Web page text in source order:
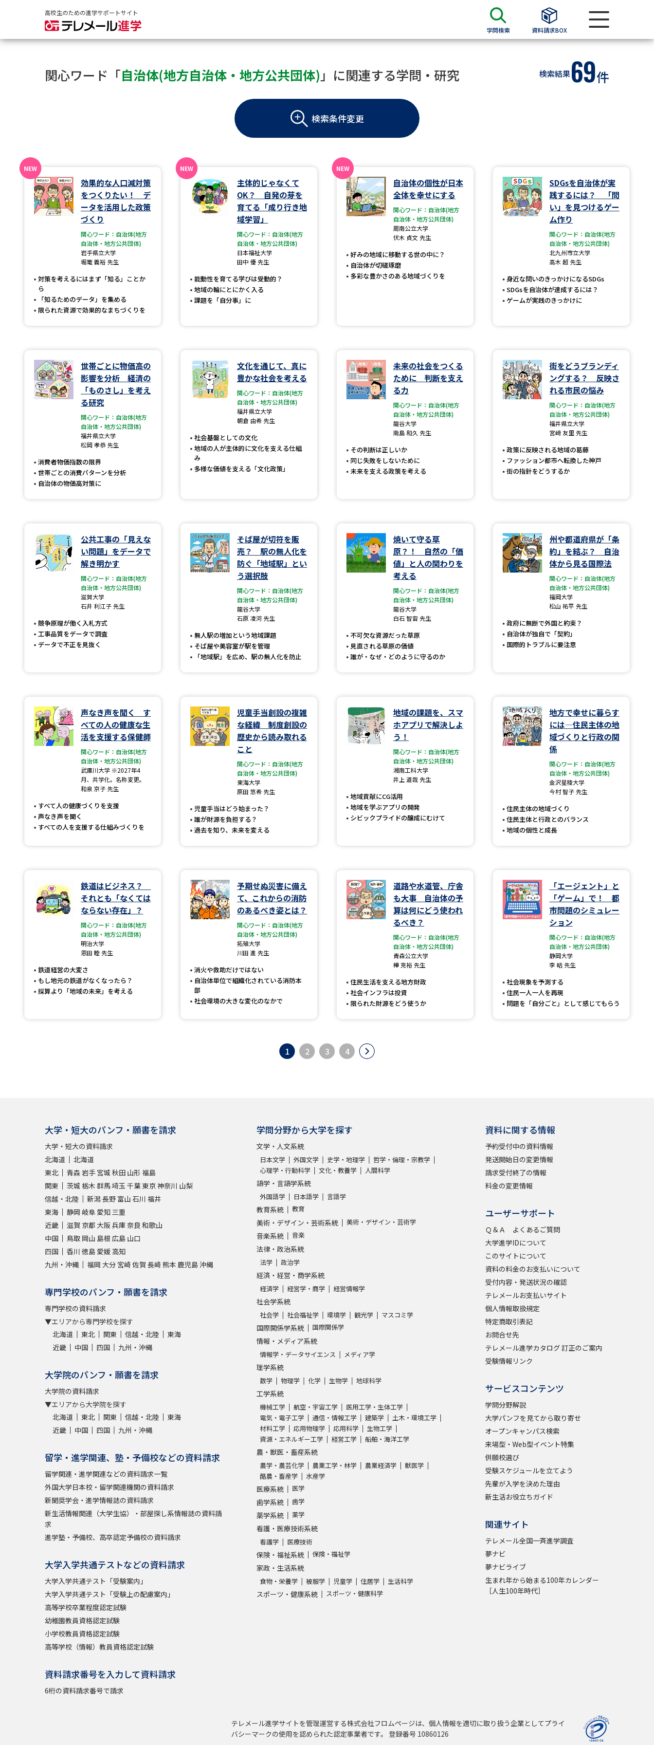
高校生のための進学サポートサイト
学問検索 資料請求BOX
大学・短大の資料種類から請求
大学パンフ
学部・学科パンフ
総合型選抜・学校推薦型選抜 募集要項＆願書
大学・短大以外の資料から請求
専門学校の資料請求 大学院の資料請求
留学・進学関連、塾・予備校
大学入学共通テスト「受験案内」の請求
大学入学共通テスト「受験上の配慮案内」の請求
高等学校卒業程度認定試験
幼稚園教員資格認定試験
小学校教員資格認定試験
高等学校（情報）教員資格認定試験
新増設大学・学部・学科特集
国際・グローバルに強い大学特集
データサイエンス特集
奨学金・特待生制度特集
デジタルパンフレット
新学年スタート号特集ページ（高3生用）
新学年スタート号特集ページ（高2生用）
SELFBRAND特集ページ
オープンキャンパスなどを調べる
受験準備 資料検索
志望校・出願校を調べる
受験スケジュールを立てよう
先輩が入学を決めた理由
テレメール全国一斉進学調査
新生活お役立ちガイド
大学で学びたい学問発見
学問のミニ講義「夢ナビ講義」 学問の教科書 夢ナビライブ
Ｑ＆Ａ よくあるご質問 大学進学IDについて
このサイトについて
テレメールお支払いサイト
関心ワード「自治体(地方自治体・地方公共団体) 」に関連する学問・研究 検索結果69件
検索条件変更
効果的な人口減対策
をつくりたい！ デ
ータを活用した政策
づくり
関心ワード：自治体(地方
自治体・地方公共団体)
岩手県立大学
堀篭 義裕 先生
対策を考えるにはまず「知る」ことか
ら
「知るためのデータ」を集める
限られた資源で効果的なまちづくりを
主体的じゃなくて
OK？ 自発の芽を
育てる「成り行き地
域学習」
関心ワード：自治体(地方
自治体・地方公共団体)
日本福祉大学
田中 優 先生
能動性を育てる学びは受動的？
地域の輪にとにかく入る
課題を「自分事」に
自治体の個性が日本
全体を幸せにする
関心ワード：自治体(地方
自治体・地方公共団体)
周南公立大学
伏木 貞文 先生
好みの地域に移動する世の中に？
自治体が切磋琢磨
多彩な豊かさのある地域づくりを
SDGsを自治体が実
践するには？ 「問
い」を見つけるゲー
ム作り
関心ワード：自治体(地方
自治体・地方公共団体)
北九州市立大学
高木 超 先生
身近な問いのきっかけになるSDGs
SDGsを自治体が達成するには？
ゲームが実践のきっかけに
世帯ごとに物価高の
影響を分析 経済の
「ものさし」を考え
る研究
関心ワード：自治体(地方
自治体・地方公共団体)
福井県立大学
松岡 孝恭 先生
消費者物価指数の限界
世帯ごとの消費パターンを分析
自治体の物価高対策に
文化を通じて、真に
豊かな社会を考える
関心ワード：自治体(地方
自治体・地方公共団体)
福井県立大学
朝倉 由希 先生
社会基盤としての文化
地域の人が主体的に文化を支える仕組
み
多様な価値を支える「文化政策」
未来の社会をつくる
ために 判断を支え
る力
関心ワード：自治体(地方
自治体・地方公共団体)
龍谷大学
南島 和久 先生
その判断は正しいか
同じ失敗をしないために
未来を支える政策を考える
街をどうブランディ
ングする？ 反映さ
れる市民の悩み
関心ワード：自治体(地方
自治体・地方公共団体)
福井県立大学
宮﨑 友里 先生
政策に反映される地域の葛藤
ファッション都市へ転換した神戸
街の指針をどうするか
公共工事の「見えな
い問題」をデータで
解き明かす
関心ワード：自治体(地方
自治体・地方公共団体)
滋賀大学
石井 利江子 先生
競争原理が働く入札方式
工事品質をデータで調査
データで不正を見抜く
そば屋が切符を販
売？ 駅の無人化を
防ぐ「地域駅」とい
う選択肢
関心ワード：自治体(地方
自治体・地方公共団体)
龍谷大学
石原 凌河 先生
無人駅の増加という地域課題
そば屋や美容室が駅を管理
「地域駅」を広め、駅の無人化を防止
焼いて守る草
原？！ 自然の「価
値」と人の関わりを
考える
関心ワード：自治体(地方
自治体・地方公共団体)
龍谷大学
白石 智宙 先生
不可欠な資源だった草原
見直される草原の価値
誰が・なぜ・どのように守るのか
州や都道府県が「条
約」を結ぶ？ 自治
体から見る国際法
関心ワード：自治体(地方
自治体・地方公共団体)
福岡大学
松山 祐平 先生
政府に無断で外国と約束？
自治体が独自で「契約」
国際的トラブルに要注意
声なき声を聞く す
べての人の健康な生
活を支援する保健師
関心ワード：自治体(地方
自治体・地方公共団体)
武庫川大学 ※2027年4
月、共学化。名称変更。
和泉 京子 先生
すべて人の健康づくりを支援
声なき声を聞く
すべての人を支援する仕組みづくりを
児童手当創設の複雑
な経緯 制度創設の
歴史から読み取れる
こと
関心ワード：自治体(地方
自治体・地方公共団体)
東海大学
原田 悠希 先生
児童手当はどう始まった？
誰が財源を負担する？
過去を知り、未来を変える
地域の課題を、スマ
ホアプリで解決しよ
う！
関心ワード：自治体(地方
自治体・地方公共団体)
湘南工科大学
井上 道哉 先生
地域貢献にCG活用
地域を学ぶアプリの開発
シビックプライドの醸成にむけて
地方で幸せに暮らす
には―住民主体の地
域づくりと行政の関
係
関心ワード：自治体(地方
自治体・地方公共団体)
金沢星稜大学
今村 智子 先生
住民主体の地域づくり
住民主体と行政とのバランス
地域の個性と成長
鉄道はビジネス？
それとも「なくては
ならない存在」？
関心ワード：自治体(地方
自治体・地方公共団体)
明治大学
恩田 睦 先生
鉄道経営の大変さ
もし地元の鉄道がなくなったら？
採算より「地域の未来」を考える
予期せぬ災害に備え
て、これからの消防
のあるべき姿とは？
関心ワード：自治体(地方
自治体・地方公共団体)
拓殖大学
川田 進 先生
消火や救助だけではない
自治体単位で組織化されている消防本
部
社会環境の大きな変化のなかで
道路や水道管、庁舎
も大事 自治体の予
算は何にどう使われ
るべき？
関心ワード：自治体(地方
自治体・地方公共団体)
青森公立大学
樺 克裕 先生
住民生活を支える地方財政
社会インフラは投資
限られた財源をどう使うか
「エージェント」と
「ゲーム」で！ 都
市問題のシミュレー
ション
関心ワード：自治体(地方
自治体・地方公共団体)
静岡大学
李 皓 先生
社会現象を予測する
住民一人一人を再現
問題を「自分ごと」として感じてもらう
1 2 3 4
大学・短大のパンフ・願書を請求
大学・短大の資料請求
北海道
北海道
東北
青森 岩手 宮城 秋田 山形 福島
関東
茨城 栃木 群馬埼玉 千葉東京神奈川 山梨
信越・北陸
新潟長野 富山 石川 福井
東海
静岡 岐阜 愛知 三重
近畿
滋賀 京都 大阪兵庫奈良 和歌山
中国
鳥取 岡山 島根 広島 山口
四国
香川 徳島 愛媛 高知
九州・沖縄
福岡 大分 宮崎 佐賀 長崎 熊本 鹿児島沖縄
専門学校のパンフ・願書を請求
専門学校の資料請求
▼エリアから専門学校を探す
北海道
東北 関東 信越・北陸
東海
近畿
中国 四国 九州・沖縄
大学院のパンフ・願書を請求
大学院の資料請求
▼エリアから大学院を探す
北海道
東北 関東 信越・北陸
東海
近畿
中国 四国 九州・沖縄
留学・進学関連、塾・予備校などの資料請求
留学関連・進学関連などの資料請求一覧
外国大学日本校・留学関連機関の資料請求
新聞奨学会・進学情報誌の資料請求
新生活情報関連（大学生協）・部屋探し系情報誌の資料請
求
進学塾・予備校、高卒認定予備校の資料請求
大学入学共通テストなどの資料請求
大学入学共通テスト「受験案内」
大学入学共通テスト「受験上の配慮案内」
高等学校卒業程度認定試験
幼稚園教員資格認定試験
小学校教員資格認定試験
高等学校（情報）教員資格認定試験
資料請求番号を入力して資料請求
6桁の資料請求番号で請求
学問分野から大学を探す
文学・人文系統
日本文学 外国文学 史学・地理学
哲学・倫理・宗教学
心理学・行動科学
文化・教養学 人間科学
語学・言語学系統
外国語学 日本語学 言語学
教育系統 教育
美術・デザイン・芸術系統 美術・デザイン・芸術学
音楽系統 音楽
法律・政治系統
法学 政治学
経済・経営・商学系統
経済学 経営学・商学 経営情報学
社会学系統
社会学 社会福祉学 環境学 観光学 マスコミ学
国際関係学系統 国際関係学
情報・メディア系統
情報学・データサイエンス メディア学
理学系統
数学 物理学 化学 生物学 地球科学
工学系統
機械工学 航空・宇宙工学
医用工学・生体工学
電気・電子工学
通信・情報工学 建築学
土木・環境工学
材料工学
応用物理学 応用科学
生物工学
資源・エネルギー工学
経営工学 船舶・海洋工学
農・獣医・畜産系統
農学・農芸化学 農業工学・林学 農業経済学
獣医学
酪農・畜産学
水産学
医療系統 医学
歯学系統 歯学
薬学系統 薬学
看護・医療技術系統
看護学 医療技術
保険・福祉系統 保険・福祉学
家政・生活系統
食物・栄養学 被服学 児童学 住居学 生活科学
スポーツ・健康系統 スポーツ・健康科学
資料に関する情報
予約受付中の資料情報
発送開始日の変更情報
請求受付終了の情報
料金の変更情報
ユーザーサポート
Ｑ＆Ａ よくあるご質問
大学進学IDについて
このサイトについて
資料の料金のお支払いについて
受付内容・発送状況の確認
テレメールお支払いサイト
個人情報取扱規定
特定商取引表記
お問合せ先
テレメール進学カタログ 訂正のご案内
受験情報リンク
サービスコンテンツ
学問分野解説
大学パンフを見てから取り寄せ
オープンキャンパス検索
来場型・Web型イベント特集
併願校選び
受験スケジュールを立てよう
先輩が入学を決めた理由
新生活お役立ちガイド
関連サイト
テレメール全国一斉進学調査
夢ナビ
夢ナビライブ
生まれ年から始まる100年カレンダー
［人生100年時代］
テレメール進学サイトを管理運営する株式会社フロムページは、個人情報を適切に取り扱う企業としてプライ
バシーマークの使用を認められた認定事業者です。 登録番号 10860126